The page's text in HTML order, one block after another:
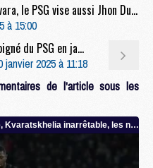
Mercato : En plus de Kvara, le PSG vise aussi Jhon Duran
à 15:00
Mercato : Khusanov totalement éloigné du PSG en janvier
janvier 2025 à 11:18
de l'article sous les